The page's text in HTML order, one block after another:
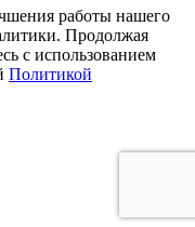
работы нашего
Продолжая
с использованием
Политикой